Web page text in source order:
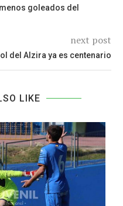
goleados del
next post
del Alzira ya es centenario
LIKE